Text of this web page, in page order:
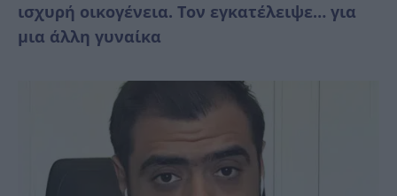
ισχυρή οικογένεια. Τον εγκατέλειψε… για
μια άλλη γυναίκα